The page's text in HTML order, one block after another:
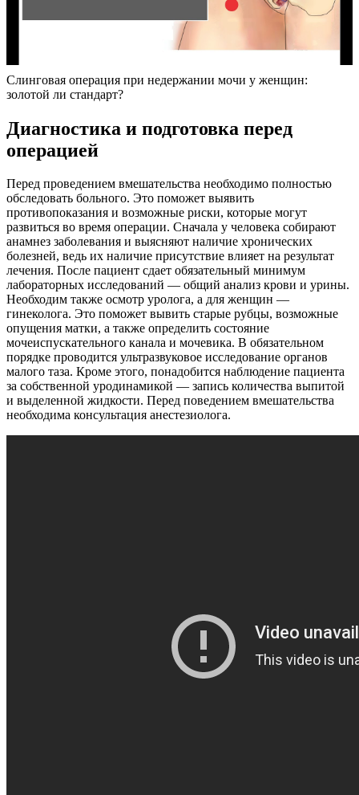
Слинговая операция при недержании мочи у женщин:
золотой ли стандарт?
Диагностика и подготовка перед
операцией
Перед проведением вмешательства необходимо полностью
обследовать больного. Это поможет выявить
противопоказания и возможные риски, которые могут
развиться во время операции. Сначала у человека собирают
анамнез заболевания и выясняют наличие хронических
болезней, ведь их наличие присутствие влияет на результат
лечения. После пациент сдает обязательный минимум
лабораторных исследований — общий анализ крови и урины.
Необходим также осмотр уролога, а для женщин —
гинеколога. Это поможет вывить старые рубцы, возможные
опущения матки, а также определить состояние
мочеиспускательного канала и мочевика. В обязательном
порядке проводится ультразвуковое исследование органов
малого таза. Кроме этого, понадобится наблюдение пациента
за собственной уродинамикой — запись количества выпитой
и выделенной жидкости. Перед поведением вмешательства
необходима консультация анестезиолога.